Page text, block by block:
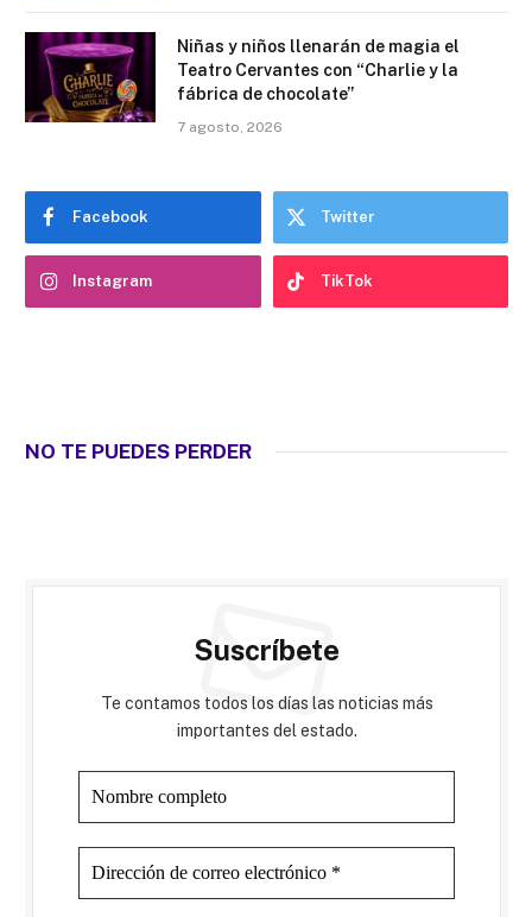
Niñas y niños llenarán de magia el
Teatro Cervantes con “Charlie y la
fábrica de chocolate”
7 agosto, 2026
Facebook Twitter
Instagram TikTok
NO TE PUEDES PERDER
Suscríbete
Te contamos todos los días las noticias más
importantes del estado.